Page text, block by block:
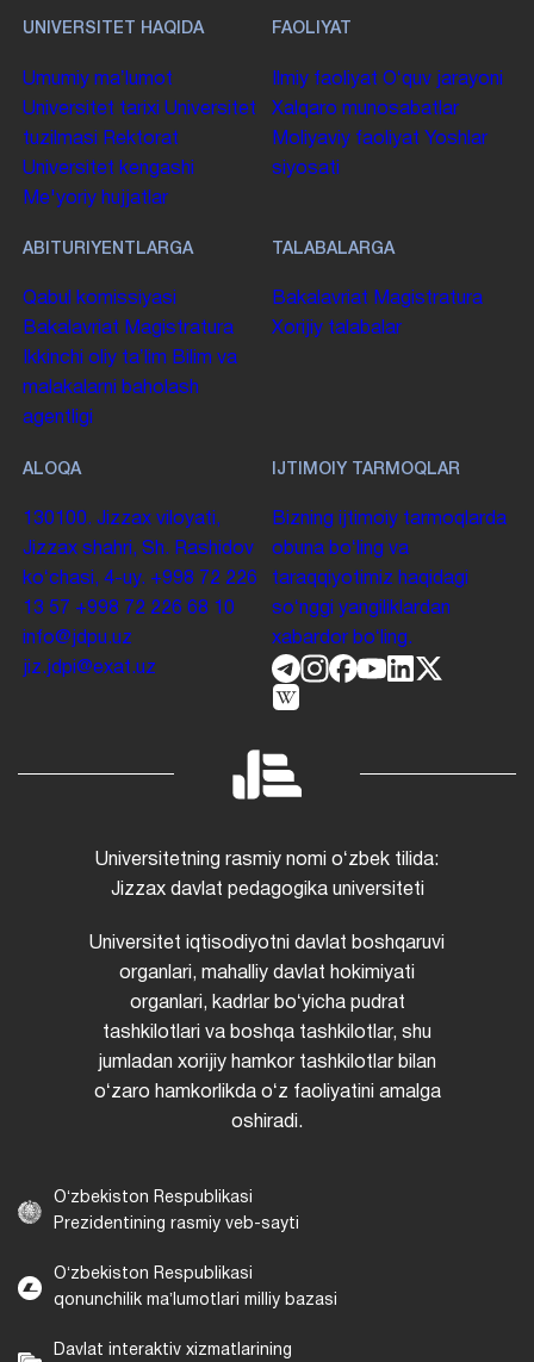
UNIVERSITET HAQIDA
Umumiy maʼlumot
Universitet tarixi Universitet
tuzilmasi Rektorat
Universitet kengashi
Me'yoriy hujjatlar
FAOLIYAT
Ilmiy faoliyat Oʻquv jarayoni
Xalqaro munosabatlar
Moliyaviy faoliyat Yoshlar
siyosati
ABITURIYENTLARGA
Qabul komissiyasi
Bakalavriat Magistratura
Ikkinchi oliy taʼlim Bilim va
malakalarni baholash
agentligi
TALABALARGA
Bakalavriat Magistratura
Xorijiy talabalar
ALOQA
130100. Jizzax viloyati,
Jizzax shahri, Sh. Rashidov
koʻchasi, 4-uy. +998 72 226
13 57 +998 72 226 68 10
info@jdpu.uz
jiz.jdpi@exat.uz
IJTIMOIY TARMOQLAR
Bizning ijtimoiy tarmoqlarda
obuna boʻling va
taraqqiyotimiz haqidagi
soʻnggi yangiliklardan
xabardor boʻling.
Universitetning rasmiy nomi oʻzbek tilida:
Jizzax davlat pedagogika universiteti
Universitet iqtisodiyotni davlat boshqaruvi
organlari, mahalliy davlat hokimiyati
organlari, kadrlar boʻyicha pudrat
tashkilotlari va boshqa tashkilotlar, shu
jumladan xorijiy hamkor tashkilotlar bilan
oʻzaro hamkorlikda oʻz faoliyatini amalga
oshiradi.
Oʻzbekiston Respublikasi
Prezidentining rasmiy veb-sayti
Oʻzbekiston Respublikasi
qonunchilik maʼlumotlari milliy bazasi
Davlat interaktiv xizmatlarining